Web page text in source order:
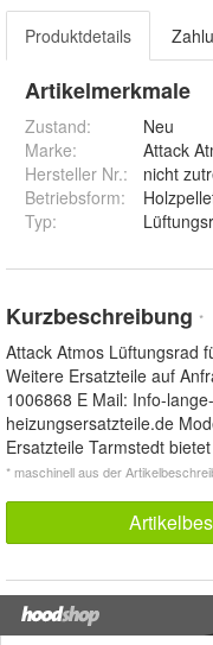
Produktdetails
Artikelmerkmale
Zustand:
Neu
Marke:
Attack
Hersteller Nr.:
nicht
Betriebsform:
Typ:
Kurzbeschreibung *
Attack Atmos Lüftungsrad
Weitere Ersatzteile auf
1006868 E Mail: Info-
heizungsersatzteile.de
Ersatzteile Tarmstedt
* maschinell aus der